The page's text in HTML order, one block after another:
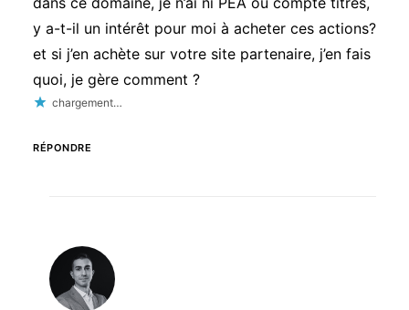
y a-t-il un intérêt pour moi à acheter ces actions?
et si j’en achète sur votre site partenaire, j’en fais
quoi, je gère comment ?
chargement…
RÉPONDRE